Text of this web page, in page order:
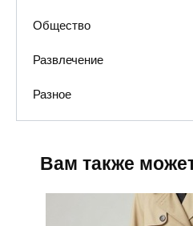
Общество
Развлечение
Разное
Вам также